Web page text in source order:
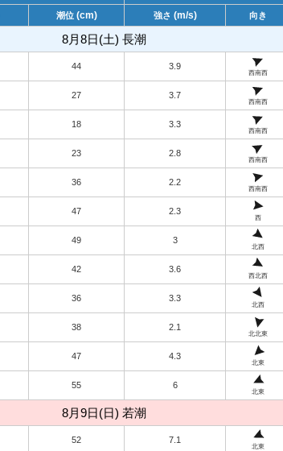
潮位 (cm) 強さ (m/s) 向き
8月8日(土) 長潮
44 3.9
西南西
27 3.7
西南西
18 3.3
西南西
23 2.8
西南西
36 2.2
西南西
47 2.3
西
49 3
北西
42 3.6
西北西
36 3.3
北西
38 2.1
北北東
47 4.3
北東
55 6
北東
8月9日(日) 若潮
52 7.1
北東